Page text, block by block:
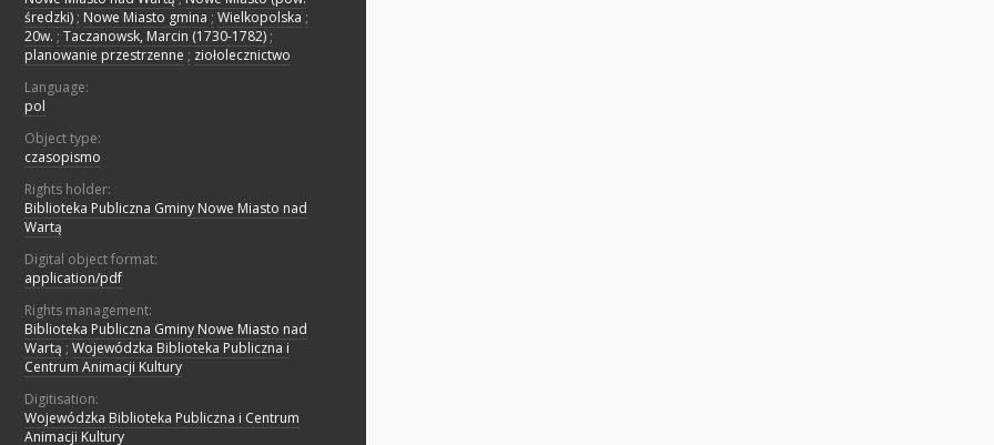
średzki) ; Nowe Miasto gmina ; Wielkopolska ;
20w. ; Taczanowsk, Marcin (1730-1782) ;
planowanie przestrzenne ; ziołolecznictwo
Language:
pol
Object type:
czasopismo
Rights holder:
Biblioteka Publiczna Gminy Nowe Miasto nad
Wartą
Digital object format:
application/pdf
Rights management:
Biblioteka Publiczna Gminy Nowe Miasto nad
Wartą ; Wojewódzka Biblioteka Publiczna i
Centrum Animacji Kultury
Digitisation:
Wojewódzka Biblioteka Publiczna i Centrum
Animacji Kultury